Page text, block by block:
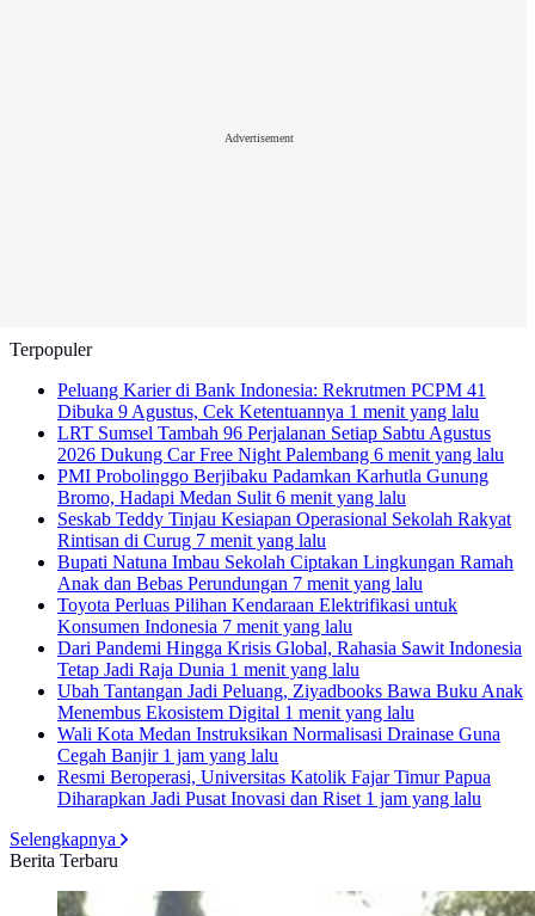
Advertisement
Terpopuler
Peluang Karier di Bank Indonesia: Rekrutmen PCPM 41
Dibuka 9 Agustus, Cek Ketentuannya 1 menit yang lalu
LRT Sumsel Tambah 96 Perjalanan Setiap Sabtu Agustus
2026 Dukung Car Free Night Palembang 6 menit yang lalu
PMI Probolinggo Berjibaku Padamkan Karhutla Gunung
Bromo, Hadapi Medan Sulit 6 menit yang lalu
Seskab Teddy Tinjau Kesiapan Operasional Sekolah Rakyat
Rintisan di Curug 7 menit yang lalu
Bupati Natuna Imbau Sekolah Ciptakan Lingkungan Ramah
Anak dan Bebas Perundungan 7 menit yang lalu
Toyota Perluas Pilihan Kendaraan Elektrifikasi untuk
Konsumen Indonesia 7 menit yang lalu
Dari Pandemi Hingga Krisis Global, Rahasia Sawit Indonesia
Tetap Jadi Raja Dunia 1 menit yang lalu
Ubah Tantangan Jadi Peluang, Ziyadbooks Bawa Buku Anak
Menembus Ekosistem Digital 1 menit yang lalu
Wali Kota Medan Instruksikan Normalisasi Drainase Guna
Cegah Banjir 1 jam yang lalu
Resmi Beroperasi, Universitas Katolik Fajar Timur Papua
Diharapkan Jadi Pusat Inovasi dan Riset 1 jam yang lalu
Selengkapnya
Berita Terbaru